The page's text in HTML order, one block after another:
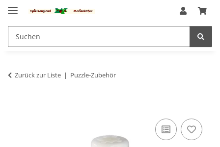
Zurück zur Liste Puzzle-Zubehör